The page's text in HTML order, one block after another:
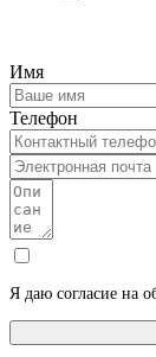
Имя
Телефон
Я даю согласие на